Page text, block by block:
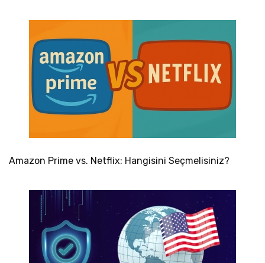
Amazon Prime vs. Netflix: Hangisini Seçmelisiniz?